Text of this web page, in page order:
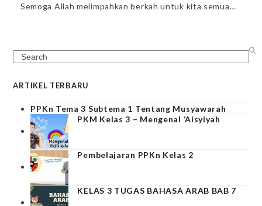
Semoga Allah melimpahkan berkah untuk kita semua…
Search
ARTIKEL TERBARU
PPKn Tema 3 Subtema 1 Tentang Musyawarah
PKM Kelas 3 – Mengenal ‘Aisyiyah
Pembelajaran PPKn Kelas 2
KELAS 3 TUGAS BAHASA ARAB BAB 7